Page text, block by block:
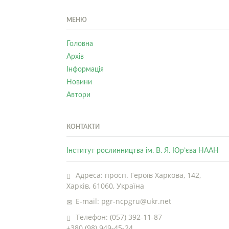
МЕНЮ
Головна
Архів
Інформація
Новини
Автори
КОНТАКТИ
Інститут рослинництва ім. В. Я. Юр’єва НААН
Адреса: просп. Героїв Харкова, 142,
Харків, 61060, Україна
E-mail: pgr-ncpgru@ukr.net
Телефон: (057) 392-11-87